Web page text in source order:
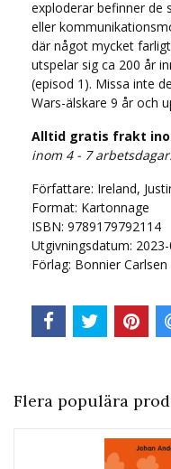
exploderar befinner de
eller
där något mycket
utspelar sig ca 200 år
(episod 1). Missa inte
Wars-älskare 9 år och
Alltid gratis frakt
inom 4 - 7 arbetsdagar.
Författare: Ireland,
Format: Kartonnage
ISBN: 9789179792114
Utgivningsdatum:
Förlag: Bonnier Carlsen
Flera populära